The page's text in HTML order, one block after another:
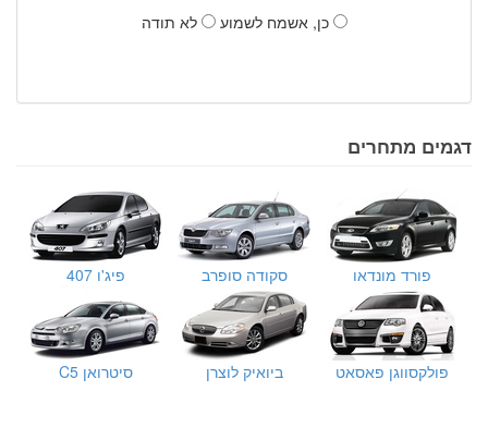
כן, אשמח לשמוע
לא תודה
דגמים מתחרים
פורד מונדאו סקודה סופרב פיג'ו 407
פולקסווגן פאסאט ביואיק לוצרן סיטרואן C5